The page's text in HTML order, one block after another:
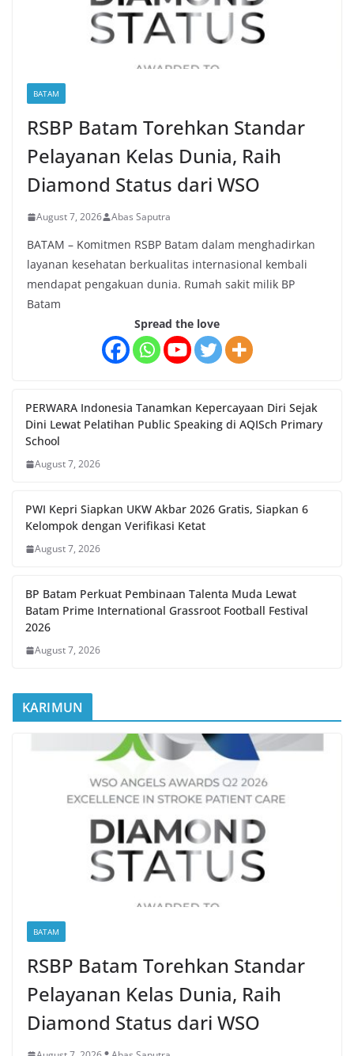
BATAM
RSBP Batam Torehkan Standar
Pelayanan Kelas Dunia, Raih
Diamond Status dari WSO
August 7, 2026 Abas Saputra
BATAM – Komitmen RSBP Batam dalam menghadirkan
layanan kesehatan berkualitas internasional kembali
mendapat pengakuan dunia. Rumah sakit milik BP
Batam
Spread the love
PERWARA Indonesia Tanamkan Kepercayaan Diri Sejak
Dini Lewat Pelatihan Public Speaking di AQISch Primary
School
August 7, 2026
PWI Kepri Siapkan UKW Akbar 2026 Gratis, Siapkan 6
Kelompok dengan Verifikasi Ketat
August 7, 2026
BP Batam Perkuat Pembinaan Talenta Muda Lewat
Batam Prime International Grassroot Football Festival
2026
August 7, 2026
KARIMUN
BATAM
RSBP Batam Torehkan Standar
Pelayanan Kelas Dunia, Raih
Diamond Status dari WSO